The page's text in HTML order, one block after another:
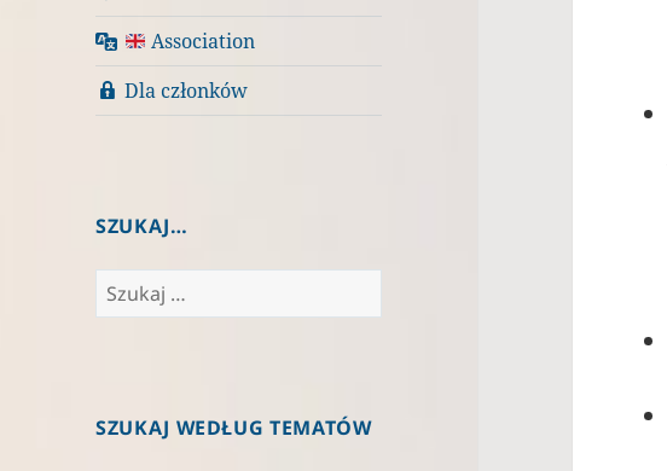
Association
Dla członków
SZUKAJ…
Szukaj:
SZUKAJ WEDŁUG TEMATÓW